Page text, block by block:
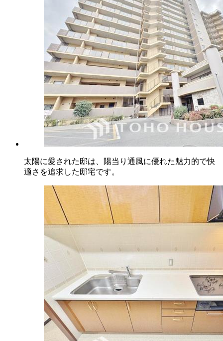
太陽に愛された邸は、陽当り通風に優れた魅力的で快
適さを追求した邸宅です。